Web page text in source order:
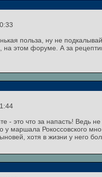
польза, ну не
на этом форуме. А за
- это что за напасть! Ведь
у маршала Рокоссовского
хотя в жизни у него